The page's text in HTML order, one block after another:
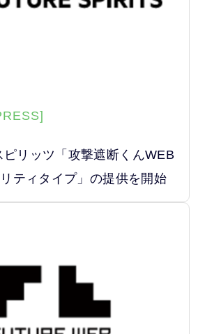
ピリッツ「攻撃遮断くんWEB
ティタイプ」の提供を開始